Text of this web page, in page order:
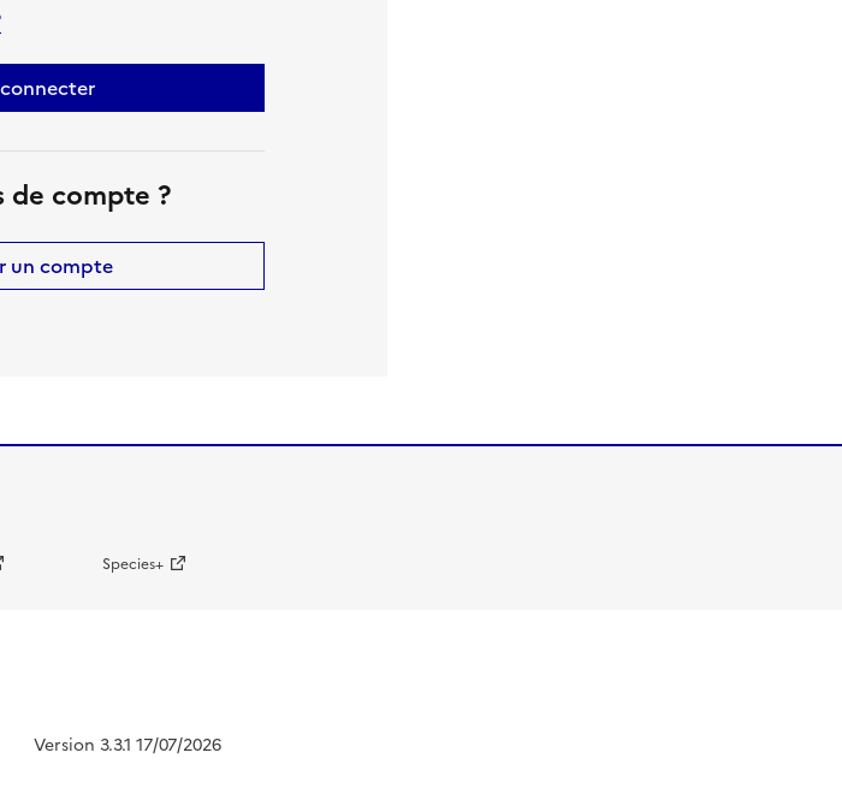
de compte ?
un compte
Species+
Version 3.3.1 17/07/2026